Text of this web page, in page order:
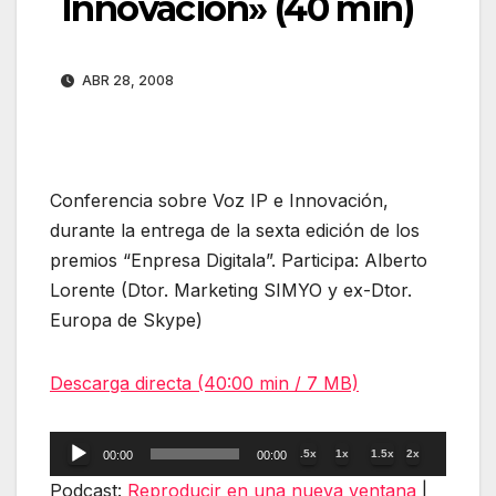
Innovación» (40 min)
ABR 28, 2008
Conferencia sobre Voz IP e Innovación,
durante la entrega de la sexta edición de los
premios “Enpresa Digitala”. Participa: Alberto
Lorente (Dtor. Marketing SIMYO y ex-Dtor.
Europa de Skype)
Descarga directa (40:00 min / 7 MB)
Reproductor
de
00:00 00:00 .5x 1x 1.5x 2x
Podcast: Reproducir en una nueva ventana